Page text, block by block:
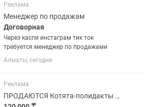
болгарка, резак и другие
инструменты...
Реклама
Менеджер по продажам
Договорная
Через каспи инстаграм тик ток
требуется менеджер по продажами
Алматы, сегодня
Реклама
ПРОДАЮТСЯ Котята-полидакты породы Мейн-Кун ( кошечки) из питомника